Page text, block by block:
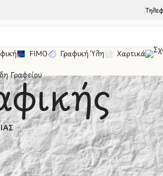
FIMO Γραφική Ύλη Χαρτικά
Γραφείου
Εμφάνιση 20 30 50 100